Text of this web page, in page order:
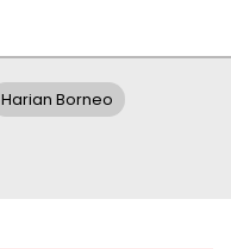
Harian Borneo